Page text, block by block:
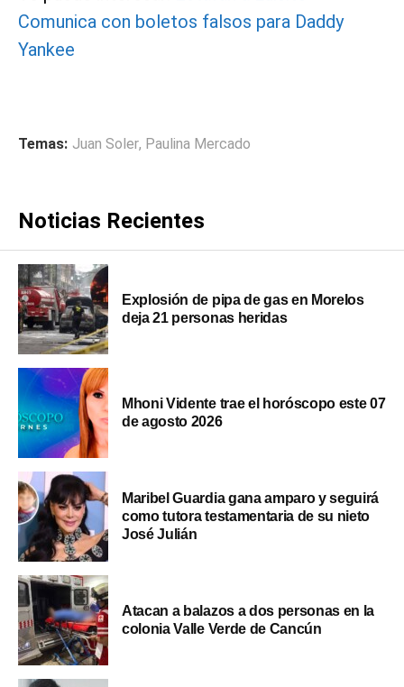
Comunica con boletos falsos para Daddy
Yankee
Temas: Juan Soler, Paulina Mercado
Noticias Recientes
Explosión de pipa de gas en Morelos
deja 21 personas heridas
Mhoni Vidente trae el horóscopo este 07
de agosto 2026
Maribel Guardia gana amparo y seguirá
como tutora testamentaria de su nieto
José Julián
Atacan a balazos a dos personas en la
colonia Valle Verde de Cancún